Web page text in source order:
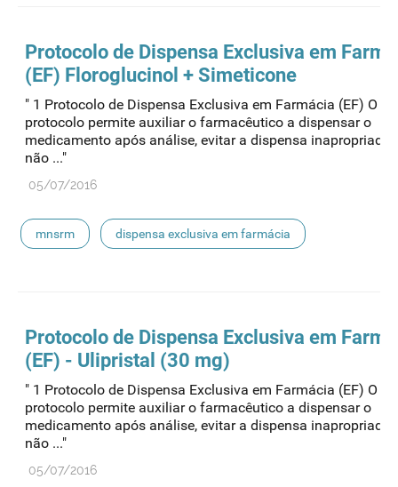
Protocolo de Dispensa Exclusiva em
(EF) Floroglucinol + Simeticone
" 1 Protocolo de Dispensa Exclusiva em Farmácia (EF) O
protocolo permite auxiliar o farmacêutico a dispensar o
medicamento após análise, evitar a dispensa inapropriada
não ..."
05/07/2016
mnsrm dispensa exclusiva em farmácia
Protocolo de Dispensa Exclusiva em
(EF) - Ulipristal (30 mg)
" 1 Protocolo de Dispensa Exclusiva em Farmácia (EF) O
protocolo permite auxiliar o farmacêutico a dispensar o
medicamento após análise, evitar a dispensa inapropriada
não ..."
05/07/2016